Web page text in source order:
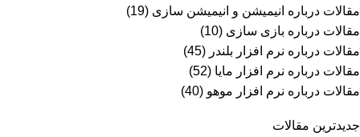
مقالات درباره انیمیشن و انیمیشن سازی (19)
مقالات درباره بازی سازی (10)
مقالات درباره نرم افزار بلندر (45)
مقالات درباره نرم افزار مایا (52)
مقالات درباره نرم افزار موهو (40)
جدیدترین مقالات